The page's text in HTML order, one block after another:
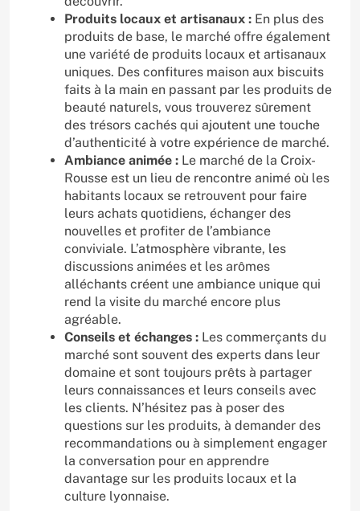
Produits locaux et artisanaux : En plus des
produits de base, le marché offre également
une variété de produits locaux et artisanaux
uniques. Des confitures maison aux biscuits
faits à la main en passant par les produits de
beauté naturels, vous trouverez sûrement
des trésors cachés qui ajoutent une touche
d’authenticité à votre expérience de marché.
Ambiance animée : Le marché de la Croix-
Rousse est un lieu de rencontre animé où les
habitants locaux se retrouvent pour faire
leurs achats quotidiens, échanger des
nouvelles et profiter de l’ambiance
conviviale. L’atmosphère vibrante, les
discussions animées et les arômes
alléchants créent une ambiance unique qui
rend la visite du marché encore plus
agréable.
Conseils et échanges : Les commerçants du
marché sont souvent des experts dans leur
domaine et sont toujours prêts à partager
leurs connaissances et leurs conseils avec
les clients. N’hésitez pas à poser des
questions sur les produits, à demander des
recommandations ou à simplement engager
la conversation pour en apprendre
davantage sur les produits locaux et la
culture lyonnaise.